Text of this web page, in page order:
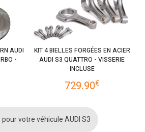
AUDI
-
KIT 4 BIELLES FORGÉES EN ACIER
AUDI S3 QUATTRO - VISSERIE
INCLUSE
729.90€
votre véhicule AUDI S3